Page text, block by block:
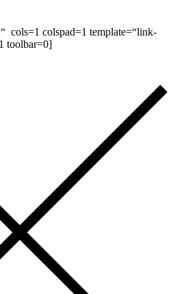
cols=1 colspad=1 template=“link-
toolbar=0]